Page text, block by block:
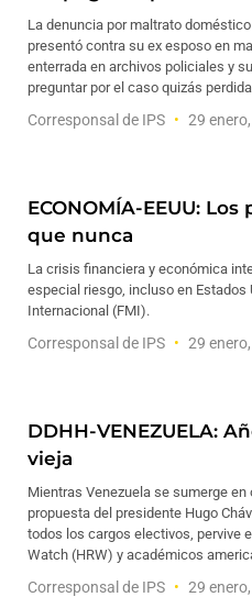
La denuncia por maltrato
presentó contra su ex esposo en
enterrada en archivos policiales y
preguntar por el caso quizás
Corresponsal de IPS 29
ECONOMÍA-EEUU:
que nunca
La crisis financiera y económica
especial riesgo, incluso en Estados
Internacional (FMI).
Corresponsal de IPS 29
DDHH-VENEZUELA:
vieja
Mientras Venezuela se sumerge
propuesta del presidente Hugo
todos los cargos electivos, pervive
Watch (HRW) y académicos
Corresponsal de IPS 29